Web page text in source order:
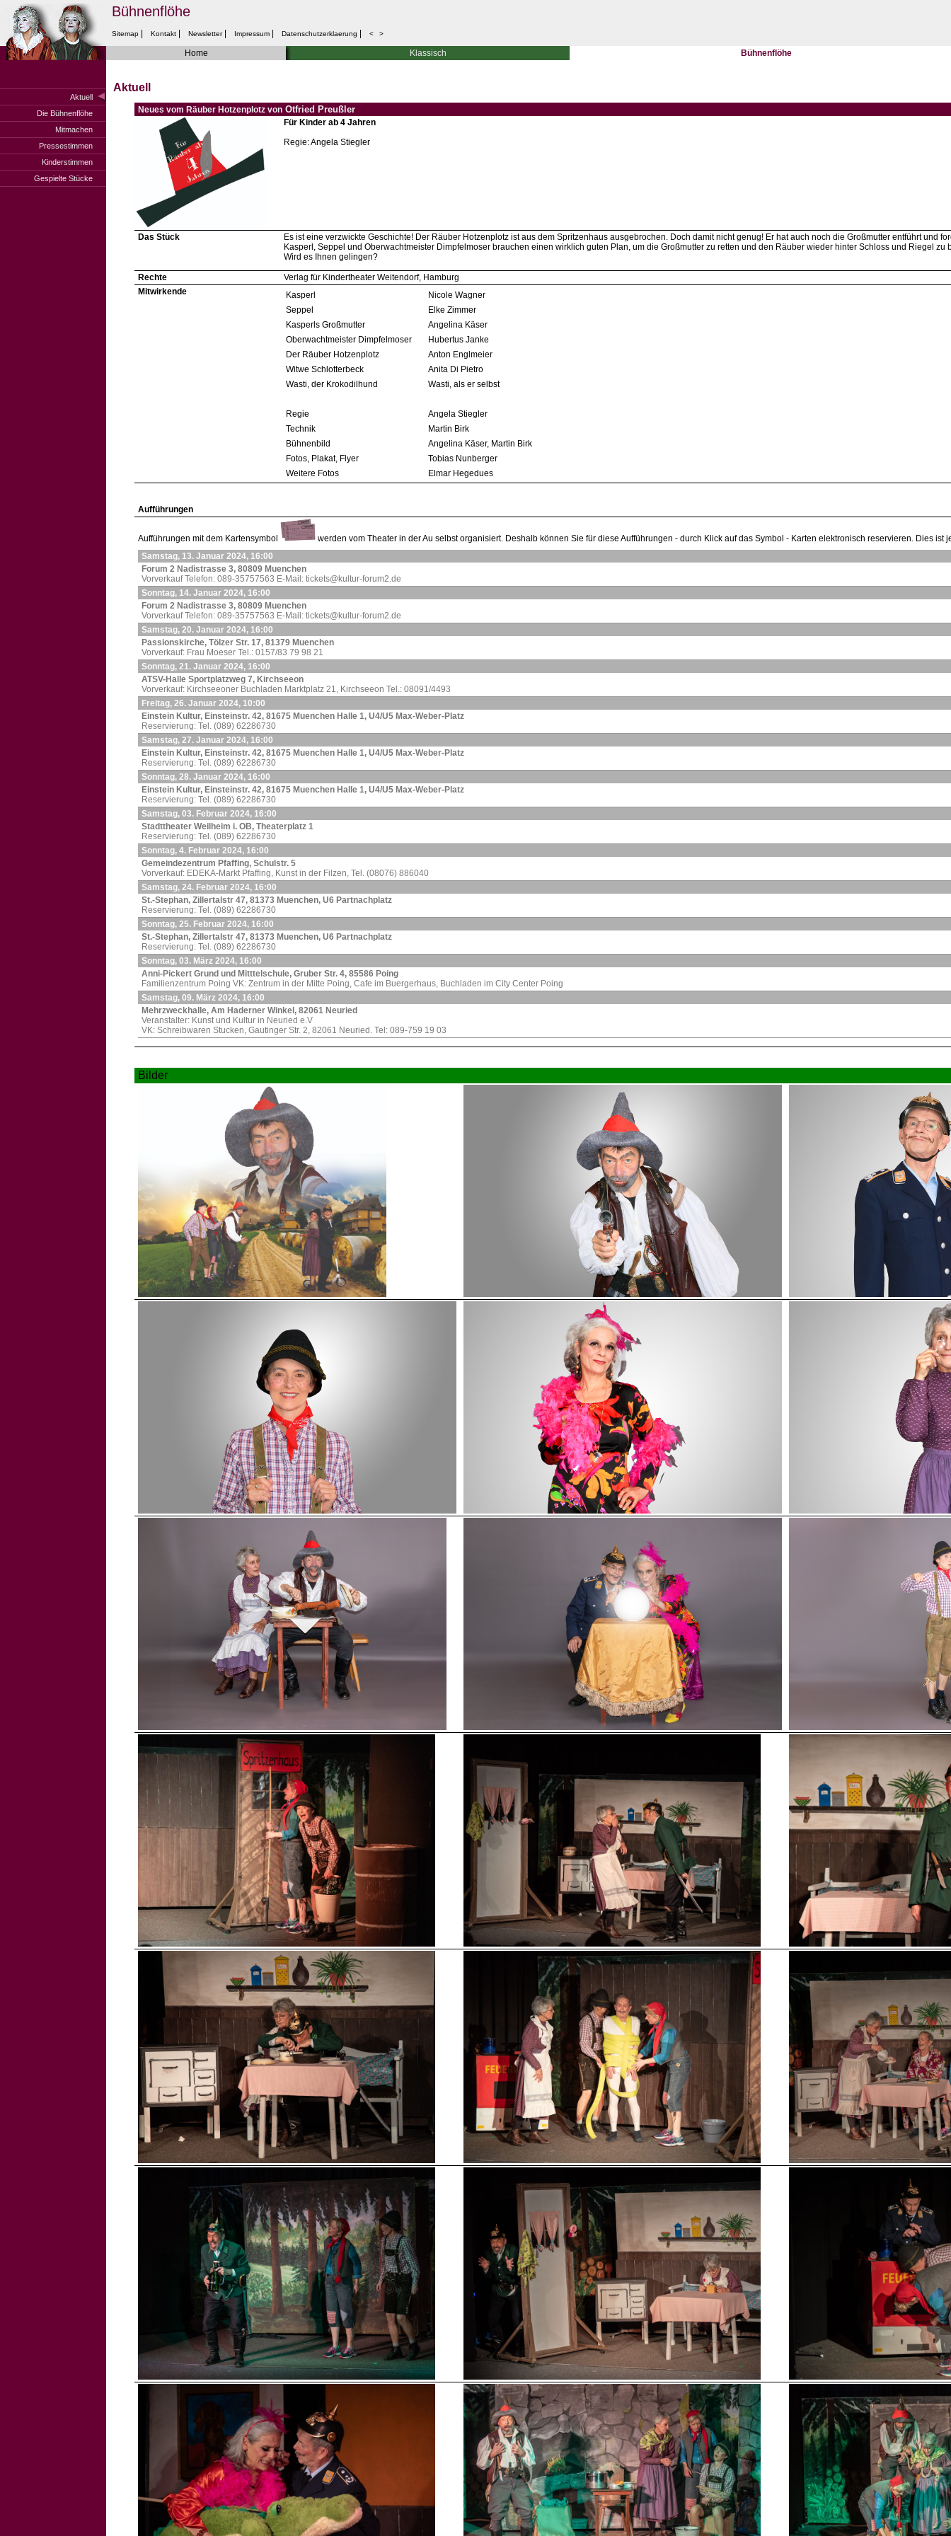
Aktuell
Die Bühnenflöhe
Mitmachen
Pressestimmen
Kinderstimmen
Gespielte Stücke
Bühnenflöhe
Sitemap Kontakt Newsletter Impressum Datenschutzerklaerung < >
Home Klassisch Bühnenflöhe
Aktuell
Neues vom Räuber Hotzenplotz von Otfried Preußler
Für Kinder ab 4 Jahren
Regie: Angela Stiegler
Das Stück
Es ist eine verzwickte Geschichte! Der Räuber Hotzenplotz ist aus dem Spritzenhaus ausgebrochen. Doch damit nicht genug! Er hat auch noch die Großmutter entführt und
Kasperl, Seppel und Oberwachtmeister Dimpfelmoser brauchen einen wirklich guten Plan, um die Großmutter zu retten und den Räuber wieder hinter Schloss und Riegel
Wird es Ihnen gelingen?
Rechte
Verlag für Kindertheater Weitendorf, Hamburg
Mitwirkende
Kasperl
Nicole Wagner
Seppel
Elke Zimmer
Kasperls Großmutter
Angelina Käser
Oberwachtmeister Dimpfelmoser
Hubertus Janke
Der Räuber Hotzenplotz
Anton Englmeier
Witwe Schlotterbeck
Anita Di Pietro
Wasti, der Krokodilhund
Wasti, als er selbst
Regie
Angela Stiegler
Technik
Martin Birk
Bühnenbild
Angelina Käser, Martin Birk
Fotos, Plakat, Flyer
Tobias Nunberger
Weitere Fotos
Elmar Hegedues
Aufführungen
Aufführungen mit dem Kartensymbol
werden vom Theater in der Au selbst organisiert. Deshalb können Sie für diese Aufführungen - durch Klick auf das Symbol - Karten elektronisch reservieren. Dies
Samstag, 13. Januar 2024, 16:00
Forum 2 Nadistrasse 3, 80809 Muenchen
Vorverkauf Telefon: 089-35757563 E-Mail: tickets@kultur-forum2.de
Sonntag, 14. Januar 2024, 16:00
Forum 2 Nadistrasse 3, 80809 Muenchen
Vorverkauf Telefon: 089-35757563 E-Mail: tickets@kultur-forum2.de
Samstag, 20. Januar 2024, 16:00
Passionskirche, Tölzer Str. 17, 81379 Muenchen
Vorverkauf: Frau Moeser Tel.: 0157/83 79 98 21
Sonntag, 21. Januar 2024, 16:00
ATSV-Halle Sportplatzweg 7, Kirchseeon
Vorverkauf: Kirchseeoner Buchladen Marktplatz 21, Kirchseeon Tel.: 08091/4493
Freitag, 26. Januar 2024, 10:00
Einstein Kultur, Einsteinstr. 42, 81675 Muenchen Halle 1, U4/U5 Max-Weber-Platz
Reservierung: Tel. (089) 62286730
Samstag, 27. Januar 2024, 16:00
Einstein Kultur, Einsteinstr. 42, 81675 Muenchen Halle 1, U4/U5 Max-Weber-Platz
Reservierung: Tel. (089) 62286730
Sonntag, 28. Januar 2024, 16:00
Einstein Kultur, Einsteinstr. 42, 81675 Muenchen Halle 1, U4/U5 Max-Weber-Platz
Reservierung: Tel. (089) 62286730
Samstag, 03. Februar 2024, 16:00
Stadttheater Weilheim i. OB, Theaterplatz 1
Reservierung: Tel. (089) 62286730
Sonntag, 4. Februar 2024, 16:00
Gemeindezentrum Pfaffing, Schulstr. 5
Vorverkauf: EDEKA-Markt Pfaffing, Kunst in der Filzen, Tel. (08076) 886040
Samstag, 24. Februar 2024, 16:00
St.-Stephan, Zillertalstr 47, 81373 Muenchen, U6 Partnachplatz
Reservierung: Tel. (089) 62286730
Sonntag, 25. Februar 2024, 16:00
St.-Stephan, Zillertalstr 47, 81373 Muenchen, U6 Partnachplatz
Reservierung: Tel. (089) 62286730
Sonntag, 03. März 2024, 16:00
Anni-Pickert Grund und Mitttelschule, Gruber Str. 4, 85586 Poing
Familienzentrum Poing VK: Zentrum in der Mitte Poing, Cafe im Buergerhaus, Buchladen im City Center Poing
Samstag, 09. März 2024, 16:00
Mehrzweckhalle, Am Haderner Winkel, 82061 Neuried
Veranstalter: Kunst und Kultur in Neuried e.V
VK: Schreibwaren Stucken, Gautinger Str. 2, 82061 Neuried. Tel: 089-759 19 03
Bilder